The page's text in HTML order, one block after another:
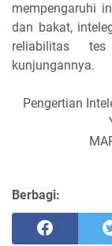
mempengaruhi
dan bakat,
reliabilitas
kunjungannya.
Pengertian
Berbagi: